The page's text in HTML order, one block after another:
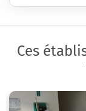
Ces